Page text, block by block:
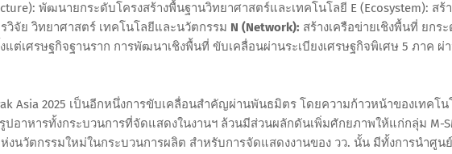
พัฒนายกระดับโครงสร้างพื้นฐานวิทยาศาสตร์และเทคโนโลยี E (Ecosystem): สร้
จัย วิทยาศาสตร์ เทคโนโลยีและนวัตกรรม N (Network): สร้างเครือข่ายเชิงพื้นที่ ยกร
เศรษฐกิจฐานราก การพัฒนาเชิงพื้นที่ ขับเคลื่อนผ่านระเบียงเศรษฐกิจพิเศษ 5 ภาค ผ่
Asia 2025 เป็นอีกหนึ่งการขับเคลื่อนสำคัญผ่านพันธมิตร โดยความก้าวหน้าของเทคโน
ปอาหารทั้งกระบวนการที่จัดแสดงในงานฯ ล้วนมีส่วนผลักดันเพิ่มศักยภาพให้แก่กลุ่ม M-
งนวัตกรรมใหม่ในกระบวนการผลิต สำหรับการจัดแสดงงานของ วว. นั้น มีทั้งการนำศูน